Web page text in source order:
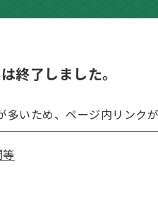
終了しました。
多いため、ページ内リンク